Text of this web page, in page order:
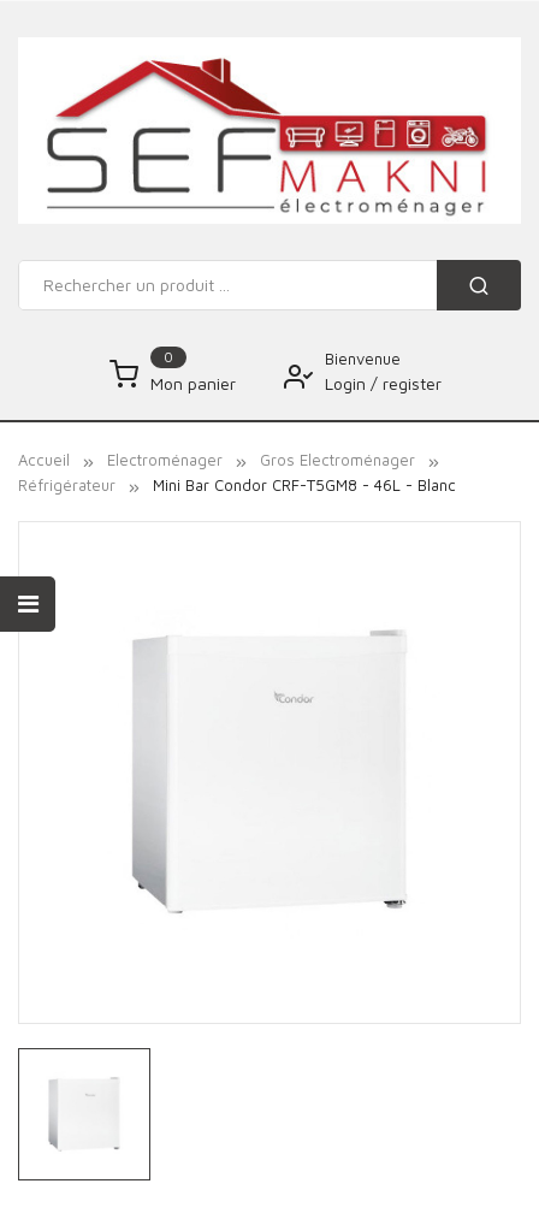
0
Mon panier
Bienvenue
Login / register
Accueil Electroménager
Gros Electroménager
Réfrigérateur
Mini Bar Condor CRF-T5GM8 - 46L - Blanc